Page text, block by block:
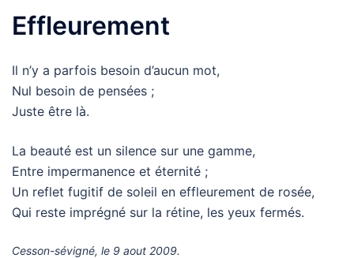
Effleurement
Il n’y a parfois besoin d’aucun mot,
Nul besoin de pensées ;
Juste être là.
La beauté est un silence sur une gamme,
Entre impermanence et éternité ;
Un reflet fugitif de soleil en effleurement de rosée,
Qui reste imprégné sur la rétine, les yeux fermés.
Cesson-sévigné, le 9 aout 2009.